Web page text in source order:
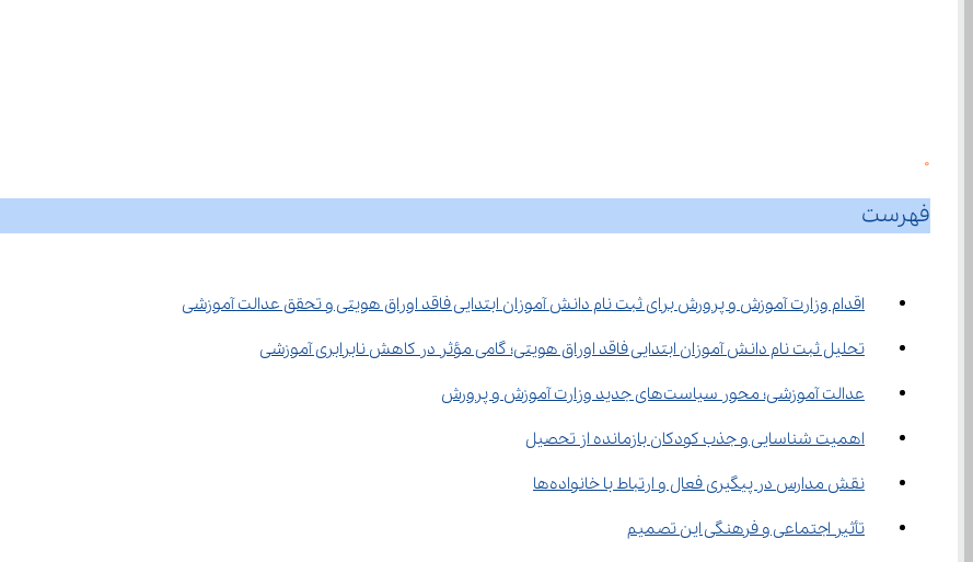
0
فهرست
اقدام وزارت آموزش ‌و پرورش برای ثبت ‌نام دانش ‌آموزان ابتدایی فاقد اوراق هویتی و تحقق عدالت آموزشی
تحلیل ثبت ‌نام دانش ‌آموزان ابتدایی فاقد اوراق هویتی؛ گامی مؤثر در کاهش نابرابری آموزشی
عدالت آموزشی؛ محور سیاست‌های جدید وزارت آموزش ‌و پرورش
اهمیت شناسایی و جذب کودکان بازمانده از تحصیل
نقش مدارس در پیگیری فعال و ارتباط با خانواده‌ها
تأثیر اجتماعی و فرهنگی این تصمیم